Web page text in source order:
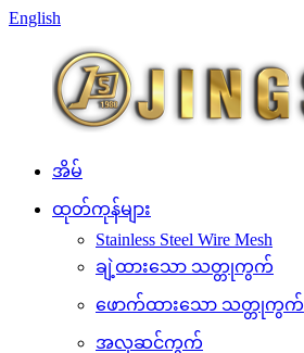
English
အိမ်
ထုတ်ကုန်များ
Stainless Steel Wire Mesh
ချဲ့ထားသော သတ္တုကွက်
ဖောက်ထားသော သတ္တုကွက်
အလှဆင်ကွက်